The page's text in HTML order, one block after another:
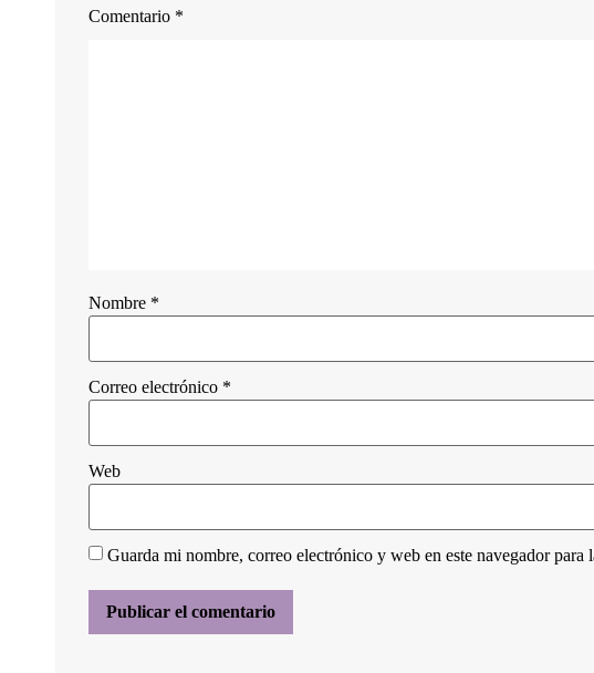
Comentario *
Nombre *
Correo electrónico *
Web
Guarda mi nombre, correo electrónico y web en este navegador para